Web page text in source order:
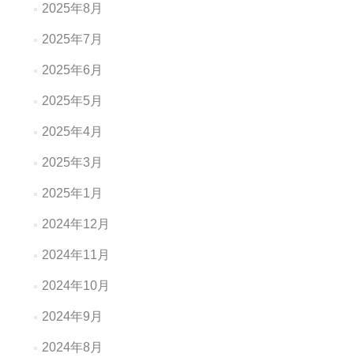
2025年8月
2025年7月
2025年6月
2025年5月
2025年4月
2025年3月
2025年1月
2024年12月
2024年11月
2024年10月
2024年9月
2024年8月